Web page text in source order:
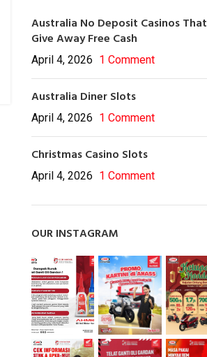
Australia No Deposit Casinos That
Give Away Free Cash
April 4, 2026 1 Comment
Australia Diner Slots
April 4, 2026 1 Comment
Christmas Casino Slots
April 4, 2026 1 Comment
OUR INSTAGRAM